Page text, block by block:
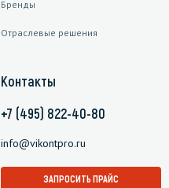
Бренды
Отраслевые решения
Контакты
+7 (495) 822-40-80
info@vikontpro.ru
ЗАПРОСИТЬ ПРАЙС